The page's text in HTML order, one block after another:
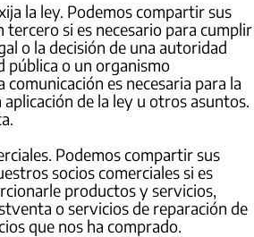
la ley. Podemos compartir sus
tercero si es necesario para cumplir
o la decisión de una autoridad
pública o un organismo
es necesaria para la
de la ley u otros asuntos.
Podemos compartir sus
socios comerciales si es
productos y servicios,
o servicios de reparación de
que nos ha comprado.